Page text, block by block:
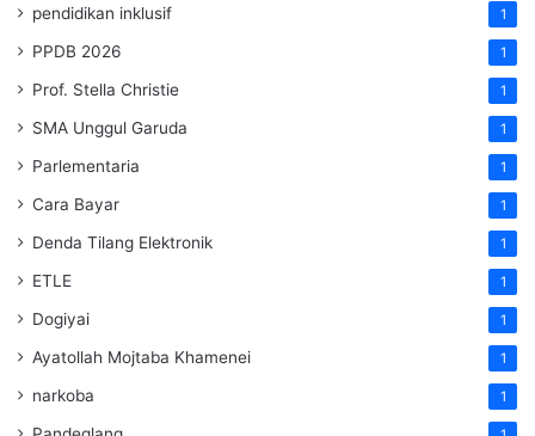
pendidikan inklusif 1
PPDB 2026 1
Prof. Stella Christie 1
SMA Unggul Garuda 1
Parlementaria 1
Cara Bayar 1
Denda Tilang Elektronik 1
ETLE 1
Dogiyai 1
Ayatollah Mojtaba Khamenei 1
narkoba 1